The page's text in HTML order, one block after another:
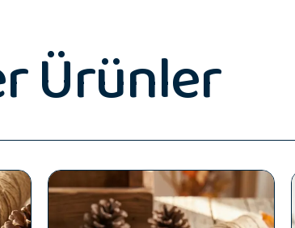
Ürünler